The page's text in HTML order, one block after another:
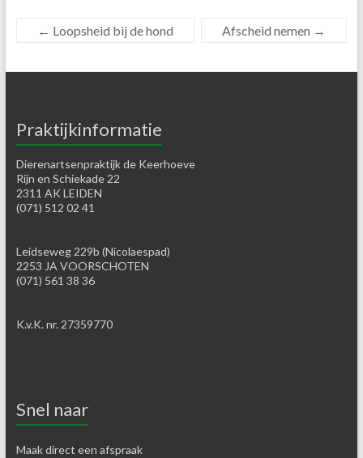
← Loopsheid bij de hond Afscheid nemen →
Praktijkinformatie
Dierenartsenpraktijk de Keerhoeve
Rijn en Schiekade 22
2311 AK LEIDEN
(071) 512 02 41
Leidseweg 229b (Nicolaespad)
2253 JA VOORSCHOTEN
(071) 561 38 36
K.v.K. nr. 27359770
Snel naar
Maak direct een afspraak